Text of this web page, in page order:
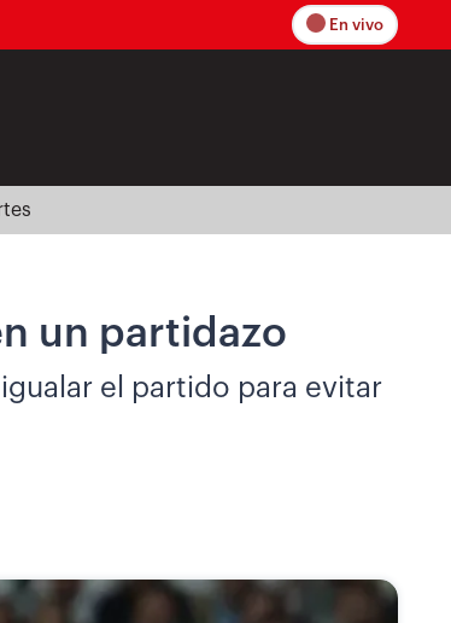
En vivo
un partidazo
el partido para evitar